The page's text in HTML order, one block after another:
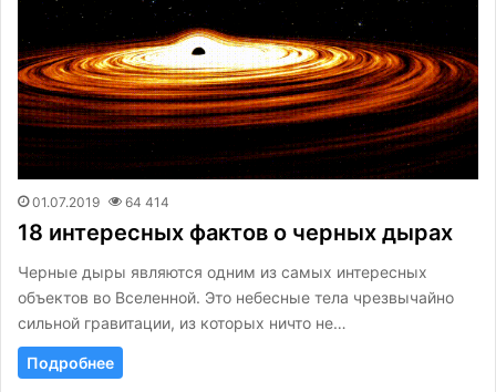
01.07.2019 64 414
18 интересных фактов о черных дырах
Черные дыры являются одним из самых интересных
объектов во Вселенной. Это небесные тела чрезвычайно
сильной гравитации, из которых ничто не…
Подробнее